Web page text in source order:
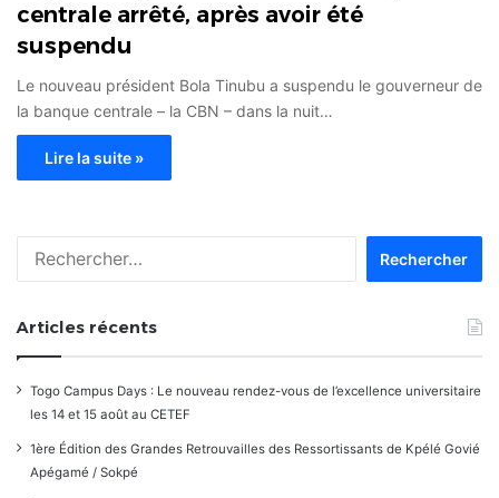
centrale arrêté, après avoir été
suspendu
Le nouveau président Bola Tinubu a suspendu le gouverneur de
la banque centrale – la CBN – dans la nuit…
Lire la suite »
Articles récents
Togo Campus Days : Le nouveau rendez-vous de l’excellence universitaire
les 14 et 15 août au CETEF
1ère Édition des Grandes Retrouvailles des Ressortissants de Kpélé Govié
Apégamé / Sokpé